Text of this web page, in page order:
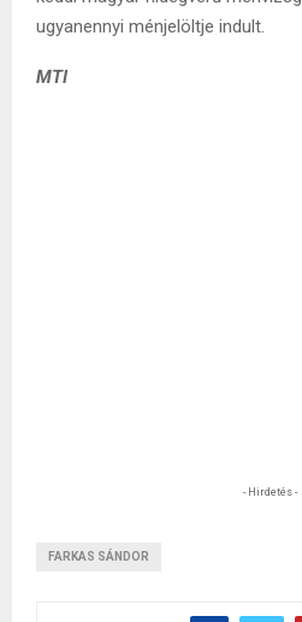
ugyanennyi ménjelöltje indult.
MTI
- Hirdetés -
FARKAS SÁNDOR